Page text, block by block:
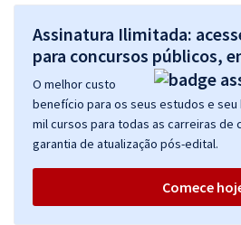
Assinatura Ilimitada:
para concursos públicos,
O melhor custo
benefício para os seus estudos e seu
mil cursos para todas as carreiras de
garantia de atualização pós-edital.
Comece